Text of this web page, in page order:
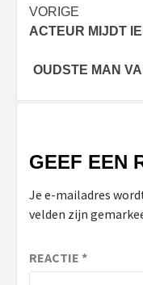
Bericht
navigatie
VORIGE
ACTEUR MIJDT
OUDSTE MAN
GEEF EEN
Je e-mailadres
velden zijn
REACTIE *